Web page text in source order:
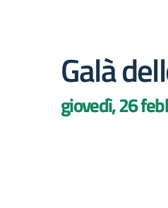
Galà
giovedì, 26